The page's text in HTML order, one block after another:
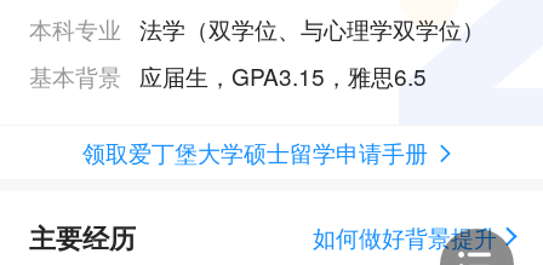
本科专业 法学（双学位、与心理学双学位）
基本背景
应届生，GPA3.15，雅思6.5
领取爱丁堡大学硕士留学申请手册
主要经历
如何做好背景提升